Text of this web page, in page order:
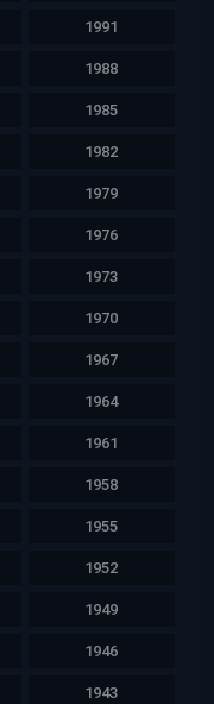
1991
1988
1985
1982
1979
1976
1973
1970
1967
1964
1961
1958
1955
1952
1949
1946
1943